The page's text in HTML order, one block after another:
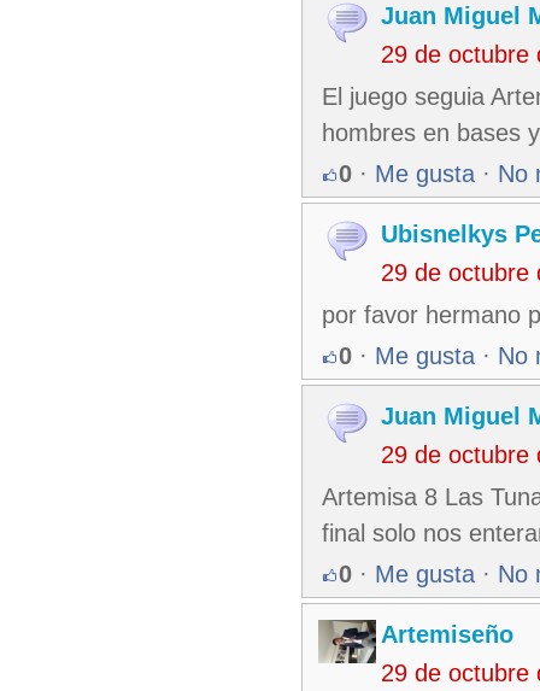
Juan Miguel
29 de octubre
El juego seguia
hombres en bases
0 · Me gusta · No
Ubisnelkys
29 de octubre
por favor hermano
0 · Me gusta · No
Juan Miguel
29 de octubre
Artemisa 8 Las
final solo nos
0 · Me gusta · No
Artemiseño
29 de octubre